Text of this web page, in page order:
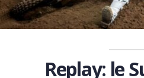
Replay: le